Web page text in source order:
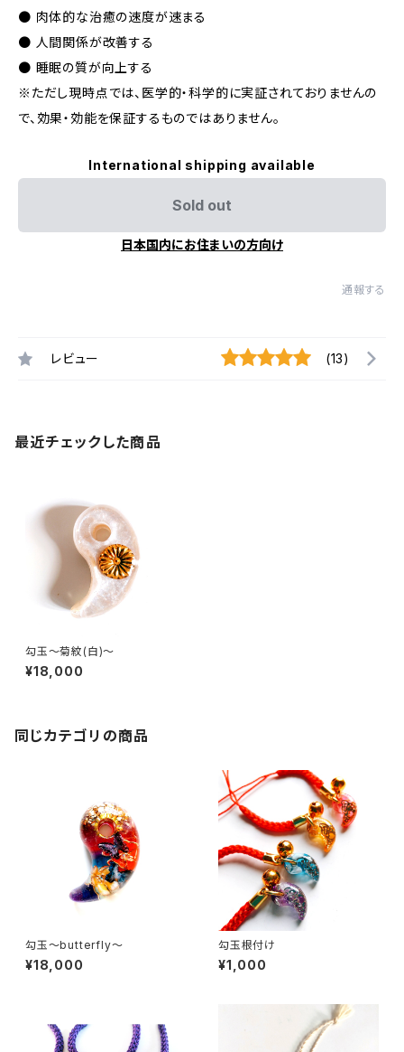
● 肉体的な治癒の速度が速まる
● 人間関係が改善する
● 睡眠の質が向上する
※ただし現時点では、医学的・科学的に実証されておりませんの
で、効果・効能を保証するものではありません。
International shipping available
Sold out
日本国内にお住まいの方向け
通報する
レビュー (13)
最近チェックした商品
勾玉～菊紋(白)～
¥18,000
同じカテゴリの商品
勾玉～butterfly～
¥18,000
勾玉根付け
¥1,000